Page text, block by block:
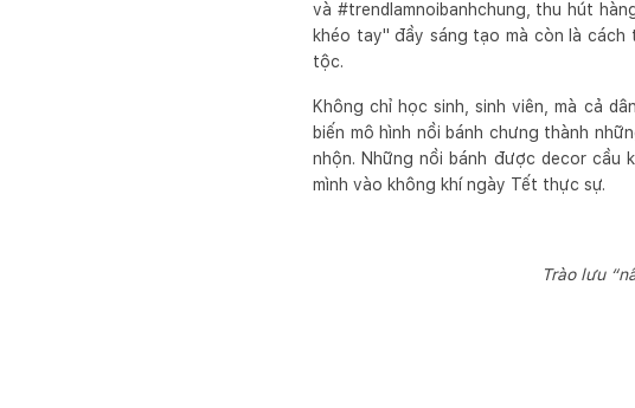
và #trendlamnoibanhchung, thu hút
khéo tay" đầy sáng tạo mà còn là
tộc.
Không chỉ học sinh, sinh viên, mà cả
biến mô hình nồi bánh chưng thành
nhộn. Những nồi bánh được decor cầu
mình vào không khí ngày Tết thực sự.
Trào lưu